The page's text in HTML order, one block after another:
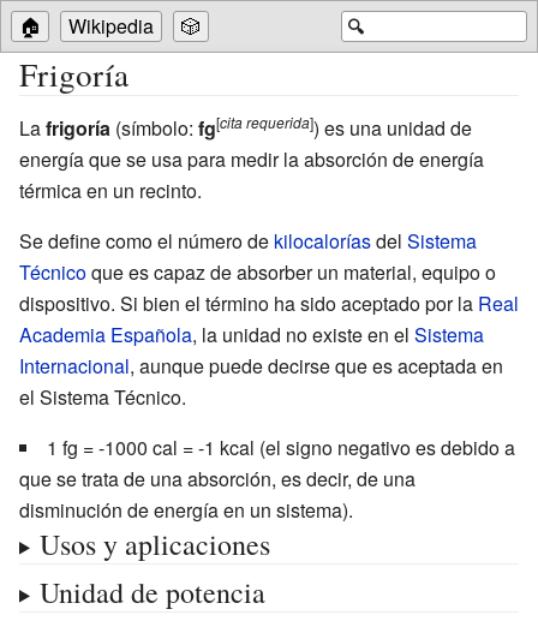
🔍
🏠 Wikipedia 🎲
Frigoría
Lafrigoría (símbolo: fg[citarequerida]) es una unidad de
energía que se usa para medir la absorción de energía
térmica en un recinto.
Se define como el número de kilocaloríasdel Sistema
Técnicoque es capaz de absorber un material, equipo o
dispositivo. Si bien el término ha sido aceptado por la Real
Academia Española, la unidad no existe en el Sistema
Internacional, aunque puede decirse que es aceptada en
el Sistema Técnico.
1 fg = -1000 cal = -1 kcal (el signo negativo es debido a
que se trata de una absorción, es decir, de una
disminución de energía en un sistema).
Usos y aplicaciones
Unidad de potencia